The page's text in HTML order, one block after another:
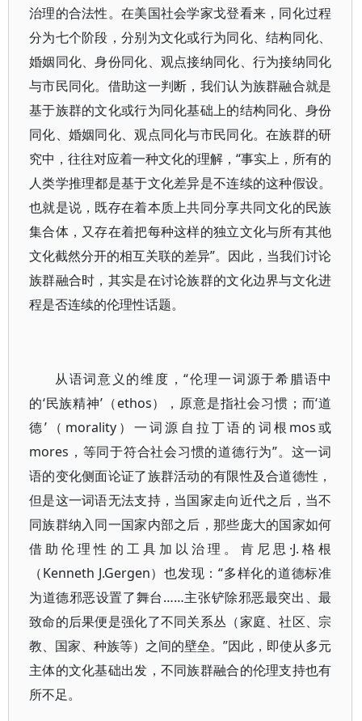
治理的合法性。在美国社会学家戈登看来，同化过程
分为七个阶段，分别为文化或行为同化、结构同化、
婚姻同化、身份同化、观点接纳同化、行为接纳同化
与市民同化。借助这一判断，我们认为族群融合就是
基于族群的文化或行为同化基础上的结构同化、身份
同化、婚姻同化、观点同化与市民同化。在族群的研
究中，往往对应着一种文化的理解，“事实上，所有的
人类学推理都是基于文化差异是不连续的这种假设。
也就是说，既存在着本质上共同分享共同文化的民族
集合体，又存在着把每种这样的独立文化与所有其他
文化截然分开的相互关联的差异”。因此，当我们讨论
族群融合时，其实是在讨论族群的文化边界与文化进
程是否连续的伦理性话题。
从语词意义的维度，“伦理一词源于希腊语中
的‘民族精神’（ethos），原意是指社会习惯；而‘道
德’（morality）一词源自拉丁语的词根mos或
mores，等同于符合社会习惯的道德行为”。这一词
语的变化侧面论证了族群活动的有限性及合道德性，
但是这一词语无法支持，当国家走向近代之后，当不
同族群纳入同一国家内部之后，那些庞大的国家如何
借助伦理性的工具加以治理。肯尼思·J.格根
（Kenneth J.Gergen）也发现：“多样化的道德标准
为道德邪恶设置了舞台……主张铲除邪恶最突出、最
致命的后果便是强化了不同关系丛（家庭、社区、宗
教、国家、种族等）之间的壁垒。”因此，即使从多元
主体的文化基础出发，不同族群融合的伦理支持也有
所不足。